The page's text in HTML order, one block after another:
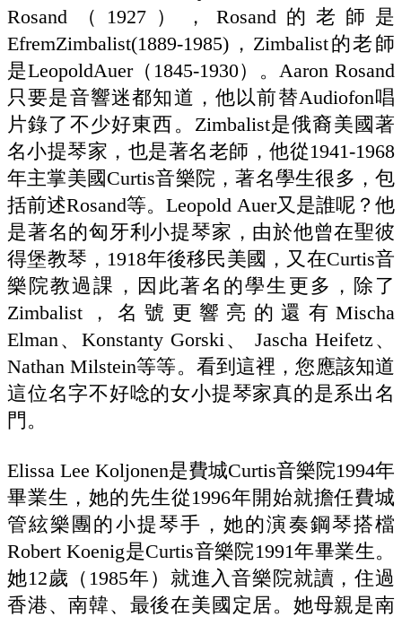
Rosand（1927），Rosand的老師是
EfremZimbalist(1889-1985)，Zimbalist的老師
是LeopoldAuer（1845-1930）。Aaron Rosand
只要是音響迷都知道，他以前替Audiofon唱
片錄了不少好東西。Zimbalist是俄裔美國著
名小提琴家，也是著名老師，他從1941-1968
年主掌美國Curtis音樂院，著名學生很多，包
括前述Rosand等。Leopold Auer又是誰呢？他
是著名的匈牙利小提琴家，由於他曾在聖彼
得堡教琴，1918年後移民美國，又在Curtis音
樂院教過課，因此著名的學生更多，除了
Zimbalist，名號更響亮的還有Mischa
Elman、Konstanty Gorski、 Jascha Heifetz、
Nathan Milstein等等。看到這裡，您應該知道
這位名字不好唸的女小提琴家真的是系出名
門。
Elissa Lee Koljonen是費城Curtis音樂院1994年
畢業生，她的先生從1996年開始就擔任費城
管絃樂團的小提琴手，她的演奏鋼琴搭檔
Robert Koenig是Curtis音樂院1991年畢業生。
她12歲（1985年）就進入音樂院就讀，住過
香港、南韓、最後在美國定居。她母親是南